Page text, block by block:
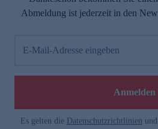
Abmeldung ist jederzeit in den
E-Mail-Adresse eingeben
Anmelden
Es gelten die Datenschutzrichtlinien